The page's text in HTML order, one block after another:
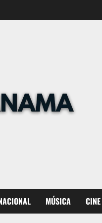
MÚSICA CINE